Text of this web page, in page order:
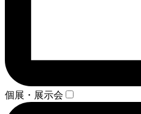
個展・展示会